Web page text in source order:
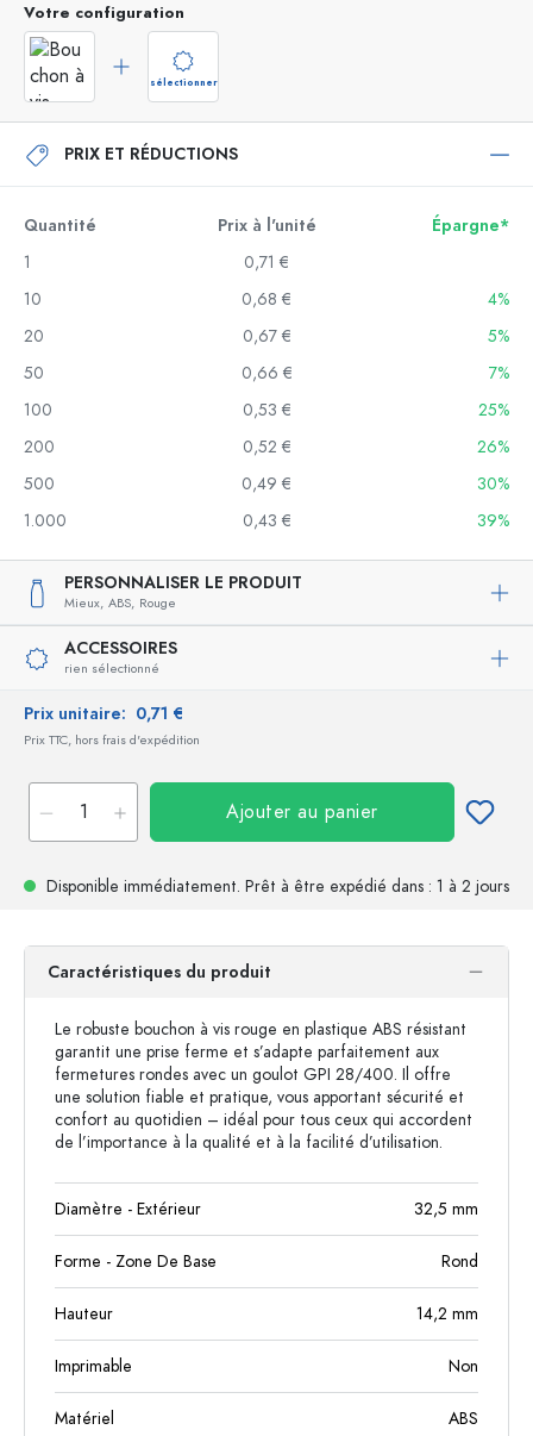
Votre configuration
sélectionner
PRIX ET RÉDUCTIONS
Quantité Prix à l'unité
Épargne*
1
0,71 €
10
0,68 €
4%
20
0,67 €
5%
50
0,66 €
7%
100
0,53 €
25%
200
0,52 €
26%
500
0,49 €
30%
1.000
0,43 € 39%
PERSONNALISER LE PRODUIT
Mieux, ABS, Rouge
ACCESSOIRES
rien sélectionné
Prix unitaire: 0,71 €
Prix TTC, hors frais d'expédition
Ajouter au panier
Disponible immédiatement. Prêt à être expédié dans : 1 à 2 jours
Caractéristiques du produit
Le robuste bouchon à vis rouge en plastique ABS résistant
garantit une prise ferme et s’adapte parfaitement aux
fermetures rondes avec un goulot GPI 28/400. Il offre
une solution fiable et pratique, vous apportant sécurité et
confort au quotidien – idéal pour tous ceux qui accordent
de l’importance à la qualité et à la facilité d’utilisation.
Diamètre - Extérieur 32,5 mm
Forme - Zone De Base Rond
Hauteur 14,2 mm
Imprimable Non
Matériel ABS